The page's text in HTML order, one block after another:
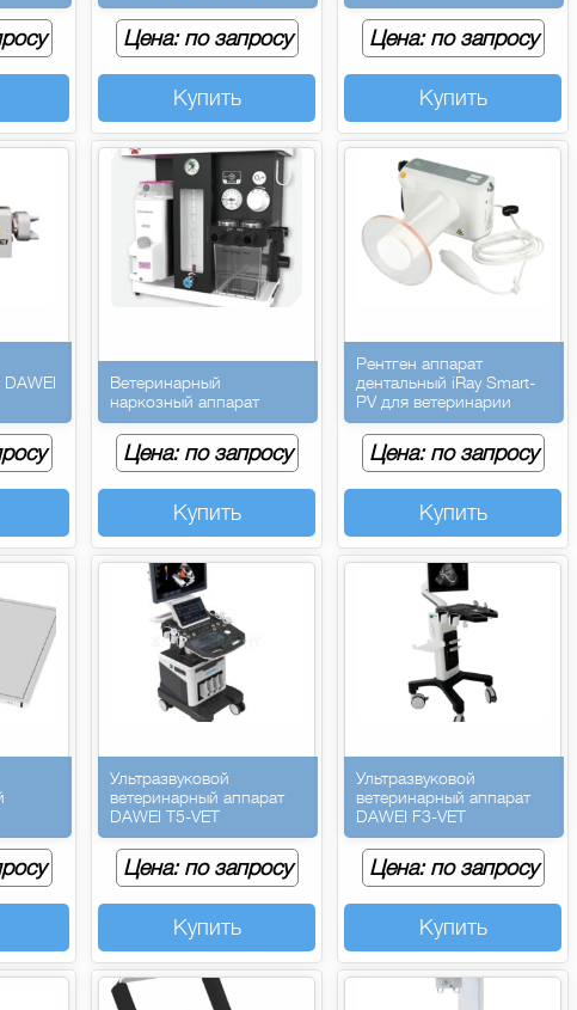
Цена: по запросу
Купить
Цена: по запросу
Купить
Ветеринарный
наркозный аппарат
Цена: по запросу
Купить
Рентген аппарат
дентальный iRay Smart-
PV для ветеринарии
Цена: по запросу
Купить
Ультразвуковой
ветеринарный аппарат
DAWEI T5-VET
Цена: по запросу
Купить
Ультразвуковой
ветеринарный аппарат
DAWEI F3-VET
Цена: по запросу
Купить